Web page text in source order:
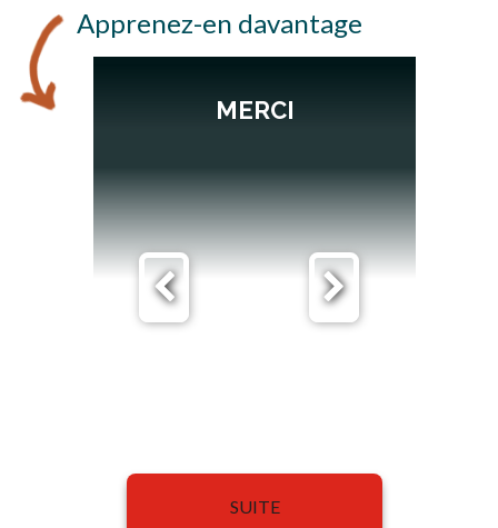
Apprenez-en davantage
MERCI
SUITE